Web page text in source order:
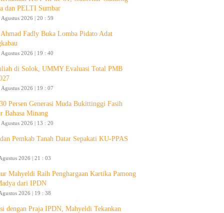
dan PELTI Sumbar
2026 | 20 : 59
Ahmad Fadly Buka Lomba Pidato Adat
2026 | 19 : 40
di Solok, UMMY Evaluasi Total PMB
2026 | 19 : 07
Persen Generasi Muda Bukittinggi Fasih
Bahasa Minang
2026 | 13 : 20
Pemkab Tanah Datar Sepakati KU-PPAS
2026 | 21 : 03
Mahyeldi Raih Penghargaan Kartika Pamong
dari IPDN
2026 | 19 : 38
dengan Praja IPDN, Mahyeldi Tekankan